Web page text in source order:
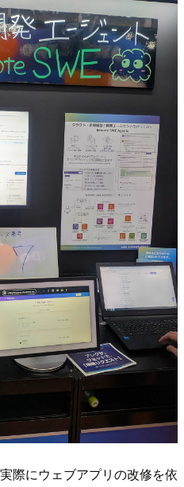
際にウェブアプリの改修を依